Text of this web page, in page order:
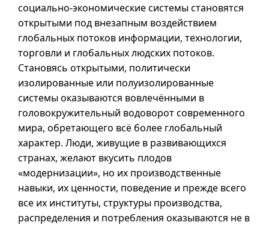
социально-экономические системы становятся
открытыми под внезапным воздействием
глобальных потоков информации, технологии,
торговли и глобальных людских потоков.
Становясь открытыми, политически
изолированные или полуизолированные
системы оказываются вовлечёнными в
головокружительный водоворот современного
мира, обретающего всё более глобальный
характер. Люди, живущие в развивающихся
странах, желают вкусить плодов
«модернизации», но их производственные
навыки, их ценности, поведение и прежде всего
все их институты, структуры производства,
распределения и потребления оказываются не в